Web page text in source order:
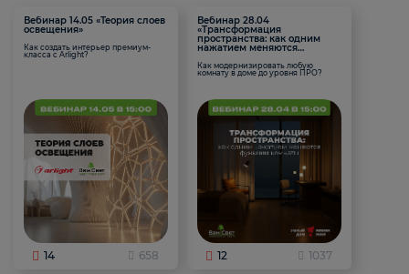
Вебинар 14.05 «Теория слоев
освещения»
Как создать интерьер премиум-
класса с Arlight?
14 658
Вебинар 28.04
«Трансформация
пространства: как одним
нажатием меняются
Как модернизировать любую
комнату в доме до уровня ПРО?
12 1037